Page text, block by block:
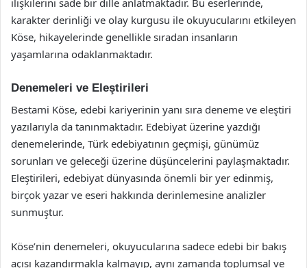
karakter derinliği ve olay kurgusu ile okuyucularını etkileyen
Köse, hikayelerinde genellikle sıradan insanların
yaşamlarına odaklanmaktadır.
Denemeleri ve Eleştirileri
Bestami Köse, edebi kariyerinin yanı sıra deneme ve eleştiri
yazılarıyla da tanınmaktadır. Edebiyat üzerine yazdığı
denemelerinde, Türk edebiyatının geçmişi, günümüz
sorunları ve geleceği üzerine düşüncelerini paylaşmaktadır.
Eleştirileri, edebiyat dünyasında önemli bir yer edinmiş,
birçok yazar ve eseri hakkında derinlemesine analizler
sunmuştur.
Köse’nin denemeleri, okuyucularına sadece edebi bir bakış
açısı kazandırmakla kalmayıp, aynı zamanda toplumsal ve